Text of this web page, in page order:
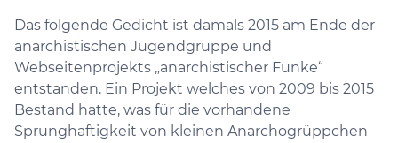
Das folgende Gedicht ist damals 2015 am Ende der
anarchistischen Jugendgruppe und
Webseitenprojekts „anarchistischer Funke“
entstanden. Ein Projekt welches von 2009 bis 2015
Bestand hatte, was für die vorhandene
Sprunghaftigkeit von kleinen Anarchogrüppchen